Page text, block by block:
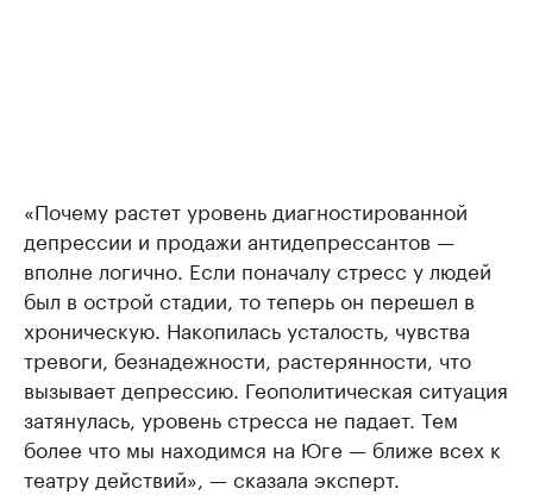
«Почему растет уровень диагностированной
депрессии и продажи антидепрессантов —
вполне логично. Если поначалу стресс у людей
был в острой стадии, то теперь он перешел в
хроническую. Накопилась усталость, чувства
тревоги, безнадежности, растерянности, что
вызывает депрессию. Геополитическая ситуация
затянулась, уровень стресса не падает. Тем
более что мы находимся на Юге — ближе всех к
театру действий», — сказала эксперт.